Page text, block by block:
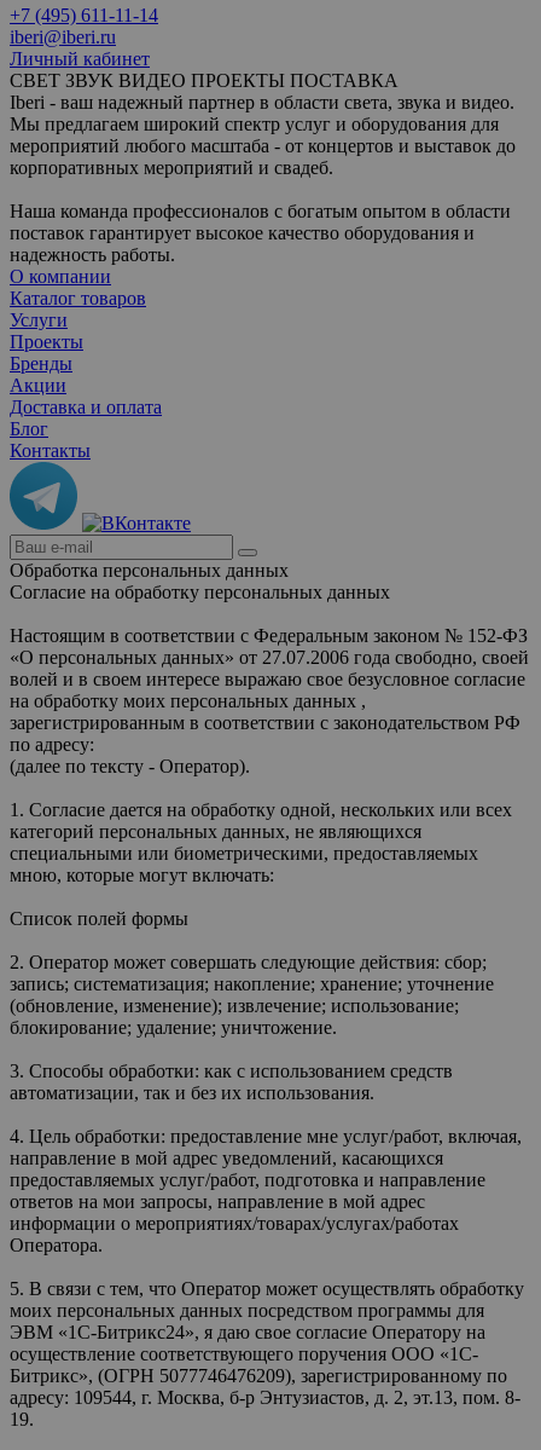
+7 (495) 611-11-14
iberi@iberi.ru
Личный кабинет
СВЕТ ЗВУК ВИДЕО ПРОЕКТЫ ПОСТАВКА
Iberi - ваш надежный партнер в области света, звука и видео.
Мы предлагаем широкий спектр услуг и оборудования для
мероприятий любого масштаба - от концертов и выставок до
корпоративных мероприятий и свадеб.
Наша команда профессионалов с богатым опытом в области
поставок гарантирует высокое качество оборудования и
надежность работы.
О компании
Каталог товаров
Услуги
Проекты
Бренды
Акции
Доставка и оплата
Блог
Контакты
Обработка персональных данных
Согласие на обработку персональных данных
Настоящим в соответствии с Федеральным законом № 152-ФЗ
«О персональных данных» от 27.07.2006 года свободно, своей
волей и в своем интересе выражаю свое безусловное согласие
на обработку моих персональных данных ,
зарегистрированным в соответствии с законодательством РФ
по адресу:
(далее по тексту - Оператор).
1. Согласие дается на обработку одной, нескольких или всех
категорий персональных данных, не являющихся
специальными или биометрическими, предоставляемых
мною, которые могут включать:
Список полей формы
2. Оператор может совершать следующие действия: сбор;
запись; систематизация; накопление; хранение; уточнение
(обновление, изменение); извлечение; использование;
блокирование; удаление; уничтожение.
3. Способы обработки: как с использованием средств
автоматизации, так и без их использования.
4. Цель обработки: предоставление мне услуг/работ, включая,
направление в мой адрес уведомлений, касающихся
предоставляемых услуг/работ, подготовка и направление
ответов на мои запросы, направление в мой адрес
информации о мероприятиях/товарах/услугах/работах
Оператора.
5. В связи с тем, что Оператор может осуществлять обработку
моих персональных данных посредством программы для
ЭВМ «1С-Битрикс24», я даю свое согласие Оператору на
осуществление соответствующего поручения ООО «1С-
Битрикс», (ОГРН 5077746476209), зарегистрированному по
адресу: 109544, г. Москва, б-р Энтузиастов, д. 2, эт.13, пом. 8-
19.